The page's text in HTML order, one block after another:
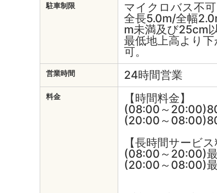
駐車制限
マイクロバス不
全長5.0m/全幅
m未満及び25cm
最低地上高より
可。
営業時間 24時間営業
料金
【時間料金】
(08:00～
(20:00～
【長時間サービ
(08:00～20:00)
(20:00～08:00)